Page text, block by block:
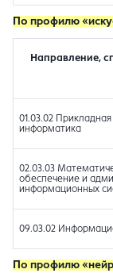
По профилю
Направление,
01.03.02
информатика
02.03.03
обеспечение и
информационных
09.03.02
По профилю